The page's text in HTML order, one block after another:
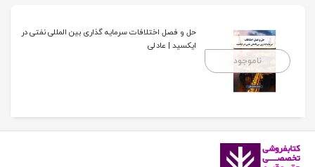
ناموجود
حل و فصل اختلافات سرمایه گذاری بین المللی نفتی در
ایکسید | عادلی